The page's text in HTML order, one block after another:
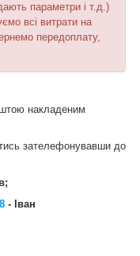
параметри і т.д.)
всі витрати на
передоплату,
накладеним
зателефонувавши до
- Іван